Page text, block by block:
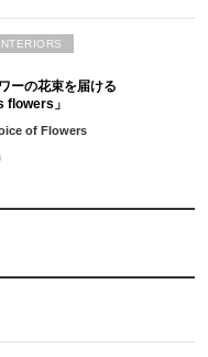
ーの花束を届ける
flowers」
of Flowers